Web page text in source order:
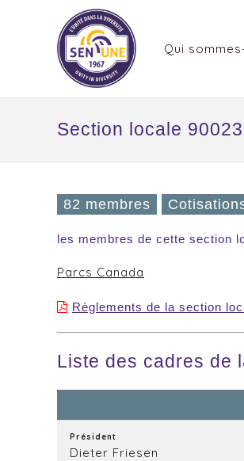
Qui
Section locale
82 membres
les membres de cette section
Parcs Canada
Règlements de la section
Liste des cadres de
Président
Dieter Friesen